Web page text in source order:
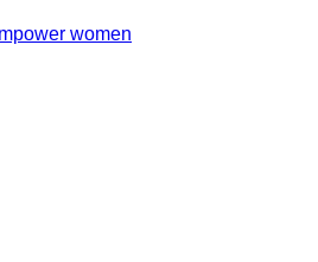
women